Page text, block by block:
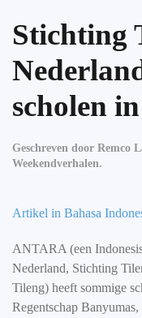
Stichting
scholen
Geschreven door Remco
Weekendverhalen.
Artikel in Bahasa
ANTARA (een
Nederland, Stichting
Tileng) heeft sommige
Regentschap